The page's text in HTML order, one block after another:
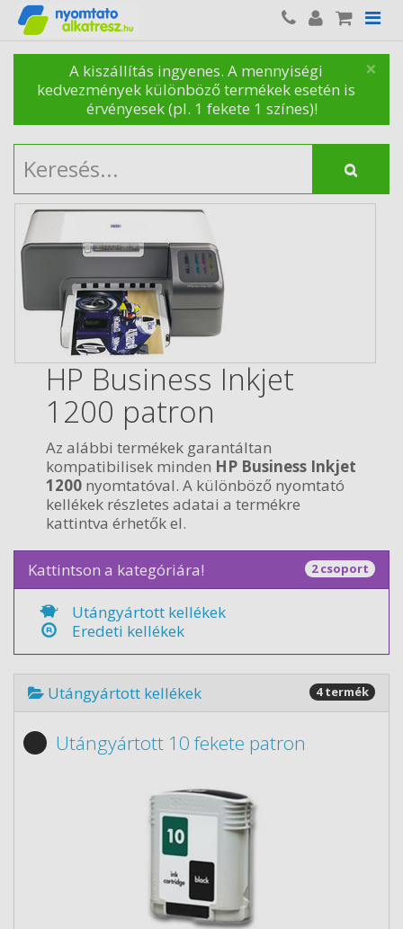
×
A kiszállítás ingyenes. A mennyiségi
kedvezmények különböző termékek esetén is
érvényesek (pl. 1 fekete 1 színes)!
HP Business Inkjet
1200 patron
Az alábbi termékek garantáltan
kompatibilisek minden HP Business Inkjet
1200 nyomtatóval. A különböző nyomtató
kellékek részletes adatai a termékre
kattintva érhetők el.
Kattintson a kategóriára! 2 csoport
Utángyártott kellékek
Eredeti kellékek
Utángyártott kellékek 4 termék
Utángyártott 10 fekete patron